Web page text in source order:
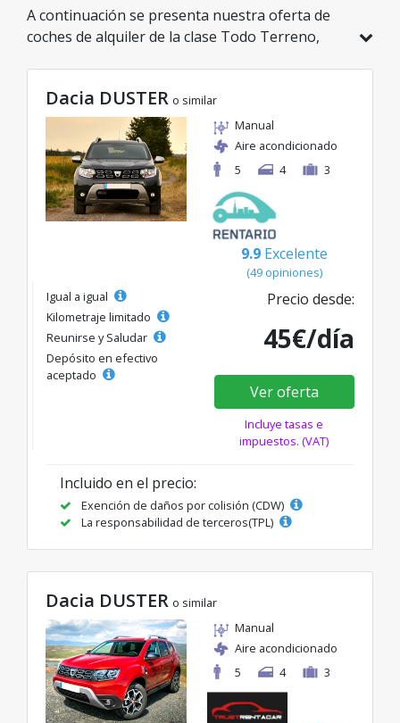
A continuación se presenta nuestra oferta de
coches de alquiler de la clase Todo Terreno,
puedes elegir el modelo ideal de la categoría
seleccionada, con tarifas excelentes desde solo
29€/día.
Dacia DUSTER o similar
Manual
Aire acondicionado
5
4 3
9.9 Excelente
(49 opiniones)
Igual a igual
Kilometraje limitado
Reunirse y Saludar
Depósito en efectivo
aceptado
Precio desde:
45€/día
Ver oferta
Incluye tasas e
impuestos. (VAT)
Incluido en el precio:
Exención de daños por colisión (CDW)
La responsabilidad de terceros(TPL)
Dacia DUSTER o similar
Manual
Aire acondicionado
5
4 3